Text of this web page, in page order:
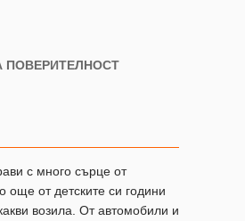
ПОВЕРИТЕЛНОСТ
с много сърце от
още от детските си години
возила. От автомобили и